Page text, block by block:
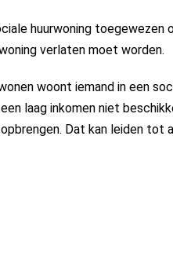
huurwoning toegewezen
verlaten moet worden.
woont iemand in een
laag inkomen niet
Dat kan leiden tot